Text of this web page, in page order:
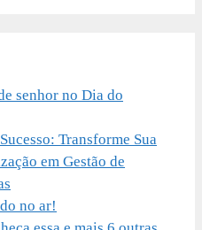
senhor no Dia do
Transforme Sua
em Gestão de
no ar!